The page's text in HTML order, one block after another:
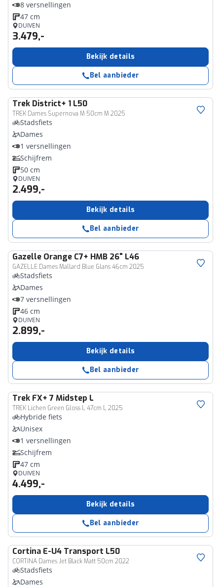
8 versnellingen
47 cm
DUIVEN
3.479,-
Bekijk details
Bel aanbieder
Trek District+ 1 L50
TREK Dames Supernova M 50cm M 2025
Stadsfiets
Dames
1 versnellingen
Schijfrem
50 cm
DUIVEN
2.499,-
Bekijk details
Bel aanbieder
Gazelle Orange C7+ HMB 26" L46
GAZELLE Dames Mallard Blue Glans 46cm 2025
Stadsfiets
Dames
7 versnellingen
46 cm
DUIVEN
2.899,-
Bekijk details
Bel aanbieder
Trek FX+ 7 Midstep L
TREK Lichen Green Gloss L 47cm L 2025
Hybride fiets
Unisex
1 versnellingen
Schijfrem
47 cm
DUIVEN
4.499,-
Bekijk details
Bel aanbieder
Cortina E-U4 Transport L50
CORTINA Dames Jet Black Matt 50cm 2022
Stadsfiets
Dames